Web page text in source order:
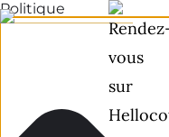
Politique